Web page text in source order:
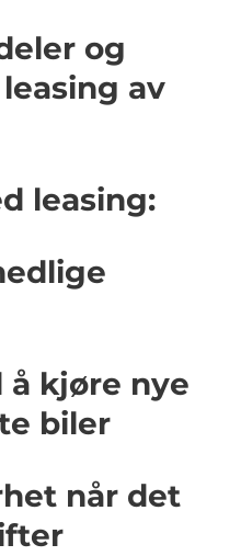
og
av
leasing:
kjøre nye
biler
når det